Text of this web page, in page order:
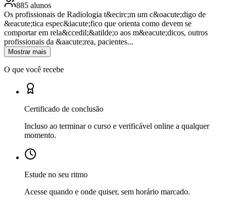
885 alunos
Os profissionais de Radiologia t&ecirc;m um c&oacute;digo de
&eacute;tica espec&iacute;fico que orienta como devem se
comportar em rela&ccedil;&atilde;o aos m&eacute;dicos, outros
profissionais da &aacute;rea, pacientes...
Mostrar mais
O que você recebe
Certificado de conclusão
Incluso ao terminar o curso e verificável online a qualquer
momento.
Estude no seu ritmo
Acesse quando e onde quiser, sem horário marcado.